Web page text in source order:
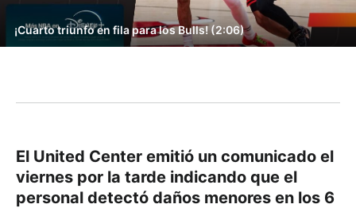
¡Cuarto triunfo en fila para los Bulls! (2:06)
El United Center emitió un comunicado el
viernes por la tarde indicando que el
personal detectó daños menores en los 6